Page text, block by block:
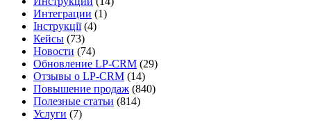
Интеграции (1)
Інструкції(4)
Кейсы (73)
Новости (74)
Обновление LP-CRM (29)
Отзывы о LP-CRM (14)
Повышение продаж (840)
Полезные статьи (814)
Услуги (7)